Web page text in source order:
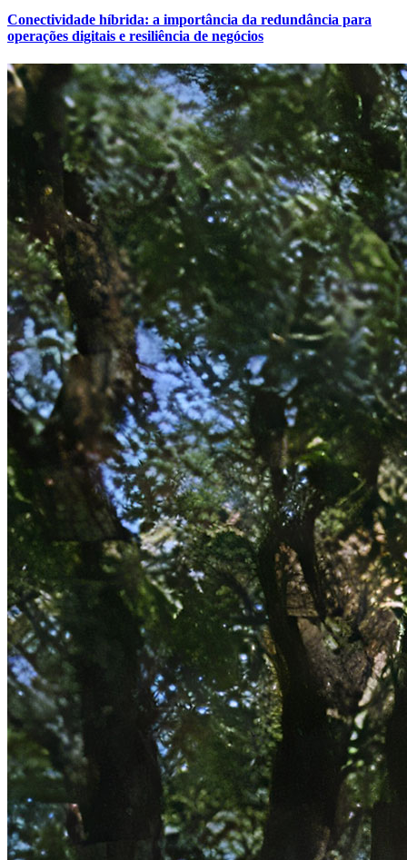
Conectividade híbrida: a importância da redundância para
operações digitais e resiliência de negócios